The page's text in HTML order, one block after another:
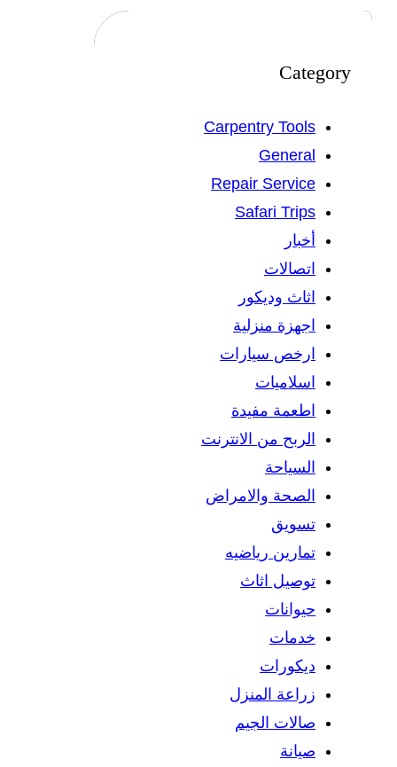
Category
Carpentry Tools
General
Repair Service
Safari Trips
أخبار
اتصالات
اثاث وديكور
اجهزة منزلية
ارخص سيارات
اسلاميات
اطعمة مفيدة
الربح من الانترنت
السياحة
الصحة والامراض
تسويق
تمارين رياضيه
توصيل اثاث
حيوانات
خدمات
ديكورات
زراعة المنزل
صالات الجيم
صيانة